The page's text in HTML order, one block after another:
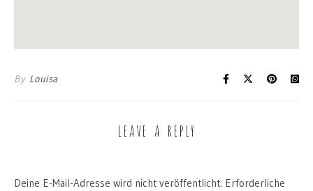
By Louisa
LEAVE A REPLY
Deine E-Mail-Adresse wird nicht veröffentlicht. Erforderliche